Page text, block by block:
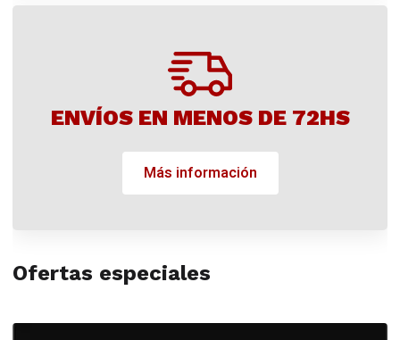
ENVÍOS EN MENOS DE 72HS
Más información
Ofertas especiales